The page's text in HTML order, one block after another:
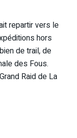
repartir vers le
hors
de trail, de
des Fous.
Raid de La